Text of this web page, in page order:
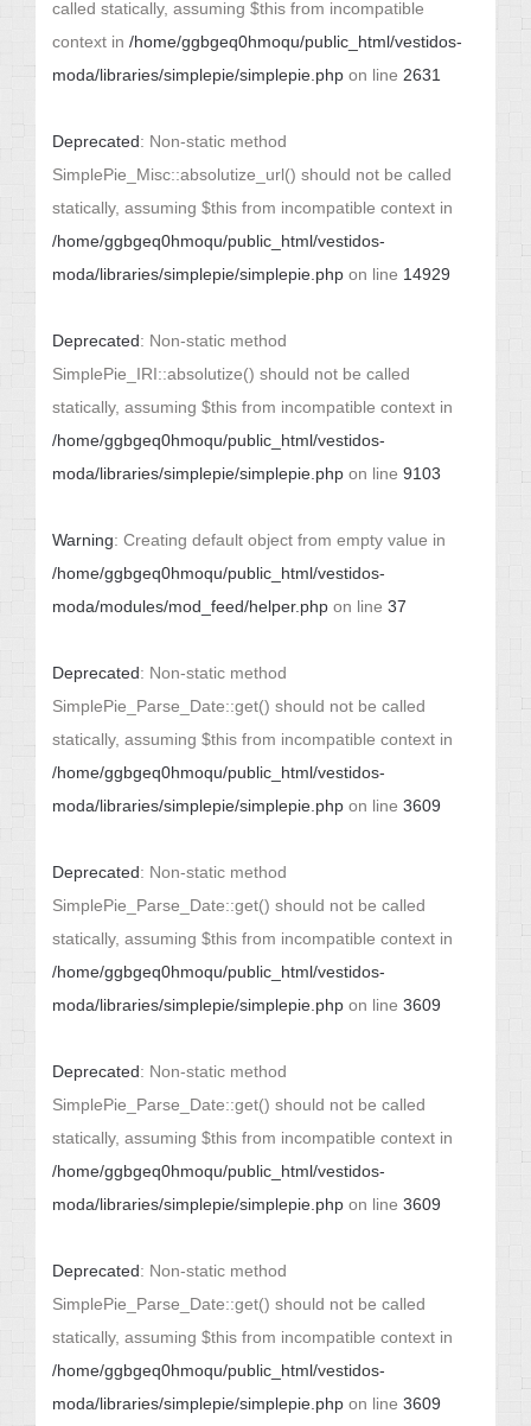
called statically, assuming $this from incompatible
context in /home/ggbgeq0hmoqu/public_html/vestidos-
moda/libraries/simplepie/simplepie.php on line 2631
Deprecated: Non-static method
SimplePie_Misc::absolutize_url() should not be called
statically, assuming $this from incompatible context in
/home/ggbgeq0hmoqu/public_html/vestidos-
moda/libraries/simplepie/simplepie.php on line 14929
Deprecated: Non-static method
SimplePie_IRI::absolutize() should not be called
statically, assuming $this from incompatible context in
/home/ggbgeq0hmoqu/public_html/vestidos-
moda/libraries/simplepie/simplepie.php on line 9103
Warning: Creating default object from empty value in
/home/ggbgeq0hmoqu/public_html/vestidos-
moda/modules/mod_feed/helper.php on line 37
Deprecated: Non-static method
SimplePie_Parse_Date::get() should not be called
statically, assuming $this from incompatible context in
/home/ggbgeq0hmoqu/public_html/vestidos-
moda/libraries/simplepie/simplepie.php on line 3609
Deprecated: Non-static method
SimplePie_Parse_Date::get() should not be called
statically, assuming $this from incompatible context in
/home/ggbgeq0hmoqu/public_html/vestidos-
moda/libraries/simplepie/simplepie.php on line 3609
Deprecated: Non-static method
SimplePie_Parse_Date::get() should not be called
statically, assuming $this from incompatible context in
/home/ggbgeq0hmoqu/public_html/vestidos-
moda/libraries/simplepie/simplepie.php on line 3609
Deprecated: Non-static method
SimplePie_Parse_Date::get() should not be called
statically, assuming $this from incompatible context in
/home/ggbgeq0hmoqu/public_html/vestidos-
moda/libraries/simplepie/simplepie.php on line 3609